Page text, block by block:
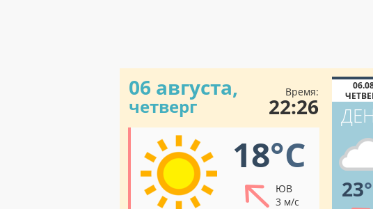
06 августа,
четверг
Время:
22:26
18°C
ЮВ
3 м/с
23